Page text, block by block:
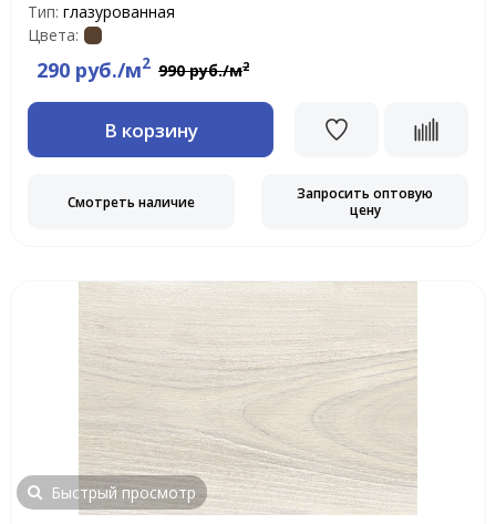
Тип: глазурованная
Цвета:
290 руб./м2 990 руб./м2
В корзину
Смотреть наличие
Запросить оптовую
цену
Быстрый просмотр